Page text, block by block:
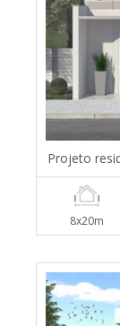
Projeto
8x20m